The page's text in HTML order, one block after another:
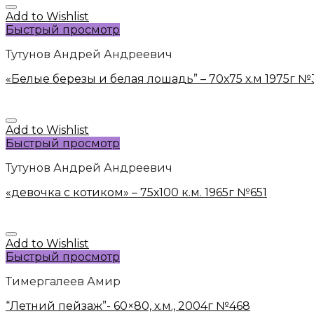
Add to Wishlist
Быстрый просмотр
Тутунов Андрей Андреевич
«Белые березы и белая лошадь” – 70х75 х.м 1975г
Add to Wishlist
Быстрый просмотр
Тутунов Андрей Андреевич
«девочка с котиком» – 75х100 к.м. 1965г №651
Add to Wishlist
Быстрый просмотр
Тимергалеев Амир
“Летний пейзаж”- 60×80, х.м., 2004г №468